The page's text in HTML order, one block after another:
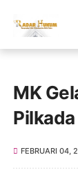
MK
FEBRUARI 04,